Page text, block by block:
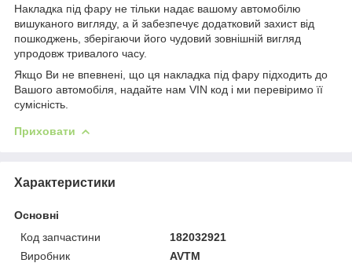
Накладка під фару не тільки надає вашому автомобілю
вишуканого вигляду, а й забезпечує додатковий захист від
пошкоджень, зберігаючи його чудовий зовнішній вигляд
упродовж тривалого часу.
Якщо Ви не впевнені, що ця накладка під фару підходить до
Вашого автомобіля, надайте нам VIN код і ми перевіримо її
сумісність.
Приховати
Характеристики
Основні
Код запчастини
182032921
Виробник
AVTM